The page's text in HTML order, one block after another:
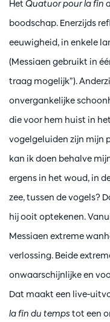
Het Quatuor pour la fin
boodschap. Enerzijds
eeuwigheid, in enkele
(Messiaen gebruikt in
traag mogelijk”).
onvergankelijke
die voor hem huist in
vogelgeluiden zijn mijn
kan ik doen behalve
ergens in het woud, in
zee, tussen de vogels?
hij ooit optekenen.
Messiaen extreme
verlossing. Beide
onwaarschijnlijke en
Dat maakt een live-
la fin du tempstot een